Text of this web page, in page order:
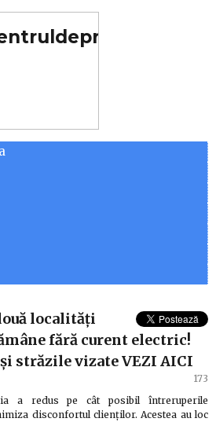
localităţi
fără curent electric!
străzile vizate VEZI AICI
173
a redus pe cât posibil întreruperile
disconfortul clienților. Acestea au loc